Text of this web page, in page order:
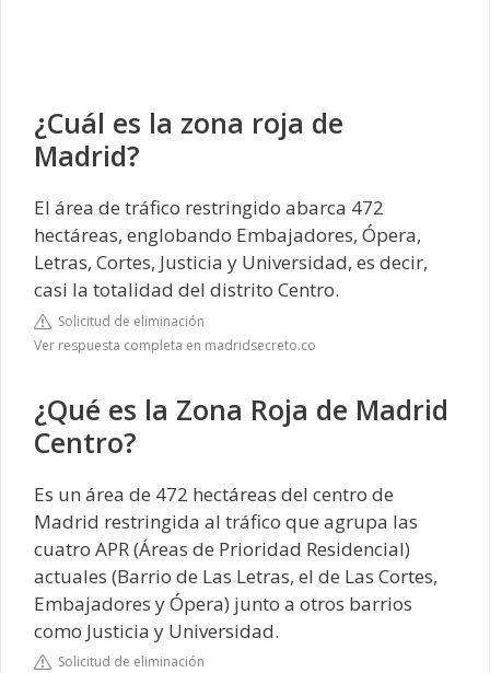
¿Cuál es la zona roja de
Madrid?
El área de tráfico restringido abarca 472
hectáreas, englobando Embajadores, Ópera,
Letras, Cortes, Justicia y Universidad, es decir,
casi la totalidad del distrito Centro.
Solicitud de eliminación
Ver respuesta completa en madridsecreto.co
¿Qué es la Zona Roja de Madrid
Centro?
Es un área de 472 hectáreas del centro de
Madrid restringida al tráfico que agrupa las
cuatro APR (Áreas de Prioridad Residencial)
actuales (Barrio de Las Letras, el de Las Cortes,
Embajadores y Ópera) junto a otros barrios
como Justicia y Universidad.
Solicitud de eliminación